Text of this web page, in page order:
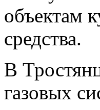
объектам
средства.
В
газовых